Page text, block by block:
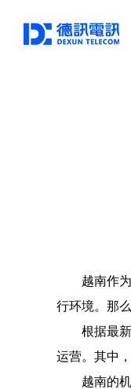
越南作
行环境。那
根据最
运营。其中
越南的